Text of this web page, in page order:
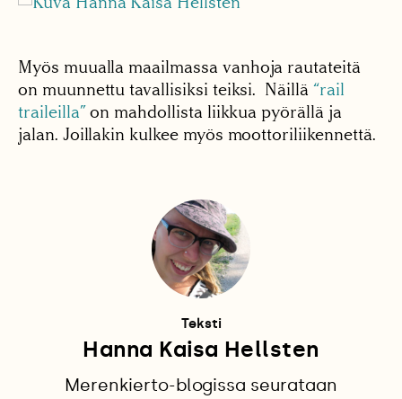
Myös muualla maailmassa vanhoja rautateitä
on muunnettu tavallisiksi teiksi. Näillä “rail
traileilla”on mahdollista liikkua pyörällä ja
jalan. Joillakin kulkee myös moottoriliikennettä.
Teksti
Hanna Kaisa Hellsten
Merenkierto-blogissa seurataan